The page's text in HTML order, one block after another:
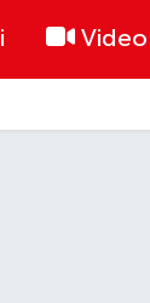
Video